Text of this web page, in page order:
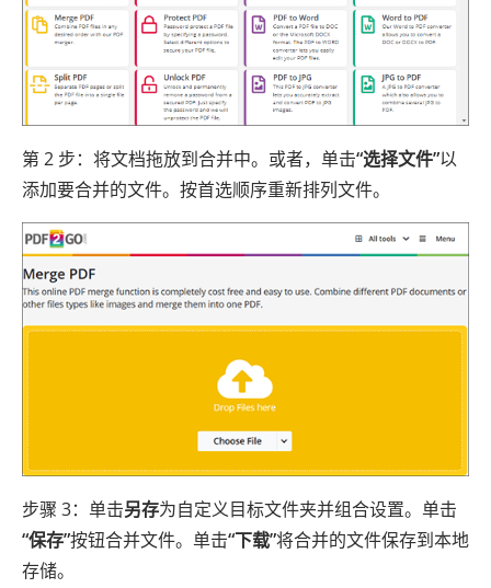
第 2 步：将文档拖放到合并中。或者，单击“选择文件”以
添加要合并的文件。按首选顺序重新排列文件。
步骤 3：单击另存为自定义目标文件夹并组合设置。单击
“保存”按钮合并文件。单击“下载”将合并的文件保存到本地
存储。